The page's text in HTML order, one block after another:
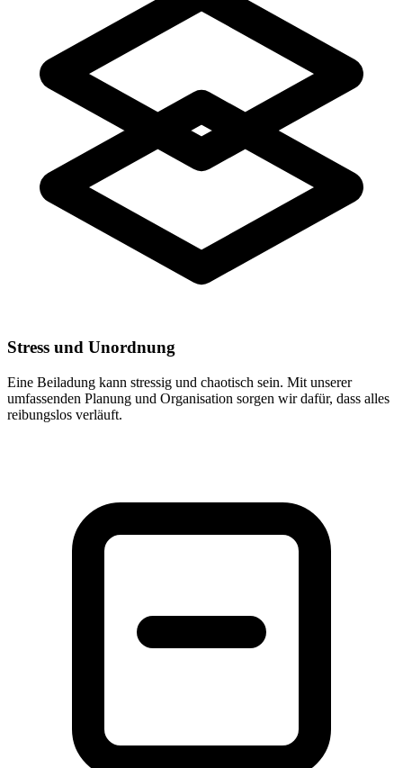
Stress und Unordnung
Eine Beiladung kann stressig und chaotisch sein. Mit unserer
umfassenden Planung und Organisation sorgen wir dafür, dass alles
reibungslos verläuft.